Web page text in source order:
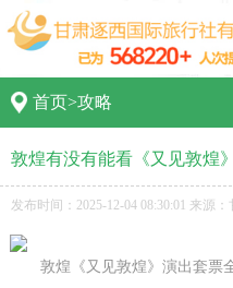
首页>攻略
敦煌有没有能看《又见敦煌
发布时间：2025-12-04 08:30:01 来源
敦煌《又见敦煌》演出套票